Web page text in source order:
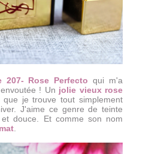
207- Rose Perfecto qui m'a
! Un jolie vieux rose
que je trouve tout simplement
J'aime ce genre de teinte
douce. Et comme son nom